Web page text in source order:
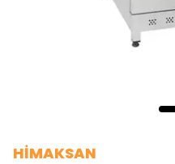
HİMAKSAN